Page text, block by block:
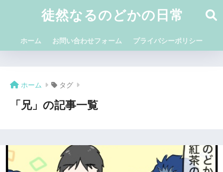
徒然なるのどかの日常
ホーム お問い合わせフォーム プライバシーポリシー
ホーム タグ
「兄」の記事一覧